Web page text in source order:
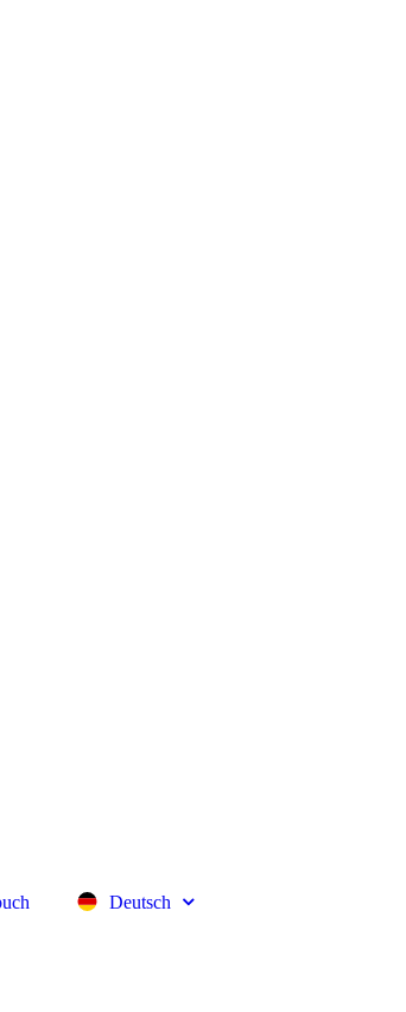
Deutsch